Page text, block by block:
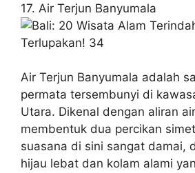
17. Air Terjun Banyumala
Air Terjun Banyumala adalah
permata tersembunyi di
Utara. Dikenal dengan aliran
membentuk dua percikan
suasana di sini sangat damai,
hijau lebat dan kolam alami